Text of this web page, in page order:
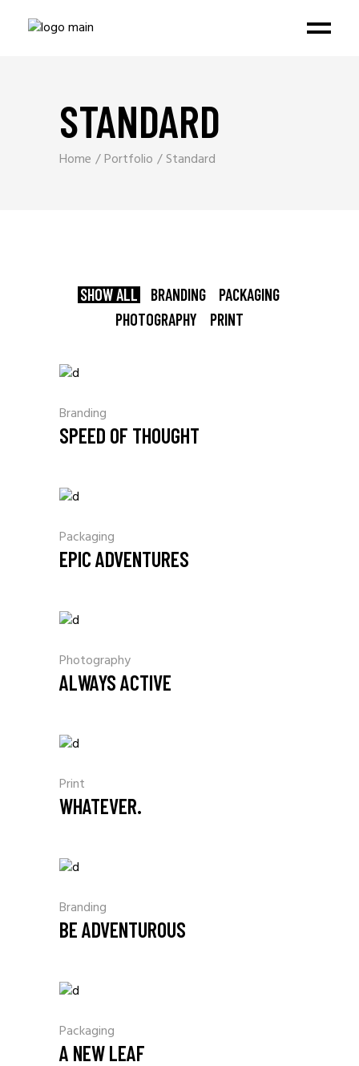
STANDARD
Home Portfolio Standard
SHOW ALL BRANDING
PACKAGING
PHOTOGRAPHY
PRINT
Branding
SPEED OF THOUGHT
Packaging
EPIC ADVENTURES
Photography
ALWAYS ACTIVE
Print
WHATEVER.
Branding
BE ADVENTUROUS
Packaging
A NEW LEAF